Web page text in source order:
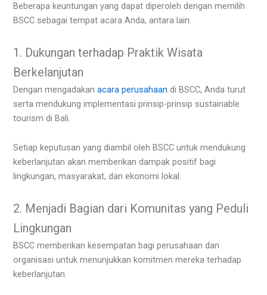
Beberapa keuntungan yang dapat diperoleh dengan memilih
BSCC sebagai tempat acara Anda, antara lain:
1. Dukungan terhadap Praktik Wisata
Berkelanjutan
Dengan mengadakanacara perusahaan di BSCC, Anda turut
serta mendukung implementasi prinsip-prinsip sustainable
tourism di Bali.
Setiap keputusan yang diambil oleh BSCC untuk mendukung
keberlanjutan akan memberikan dampak positif bagi
lingkungan, masyarakat, dan ekonomi lokal.
2. Menjadi Bagian dari Komunitas yang Peduli
Lingkungan
BSCC memberikan kesempatan bagi perusahaan dan
organisasi untuk menunjukkan komitmen mereka terhadap
keberlanjutan.